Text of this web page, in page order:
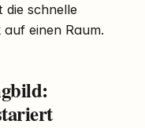
die schnelle
einen Raum.